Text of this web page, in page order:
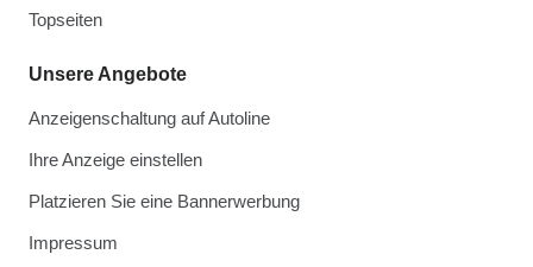
Topseiten
Unsere Angebote
Anzeigenschaltung auf Autoline
Ihre Anzeige einstellen
Platzieren Sie eine Bannerwerbung
Impressum